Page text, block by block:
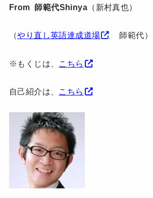
From 師範代Shinya （新村真也）
（やり直し英語達成道場 師範代）
※もくじは、 こちら
自己紹介は、 こちら